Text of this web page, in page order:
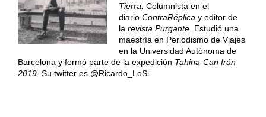
Tierra. Columnista en el
diario ContraRéplica y editor de
la revista Purgante. Estudió una
maestría en Periodismo de Viajes
en la Universidad Autónoma de
Barcelona y formó parte de la expedición Tahina-Can Irán
2019. Su twitter es @Ricardo_LoSi